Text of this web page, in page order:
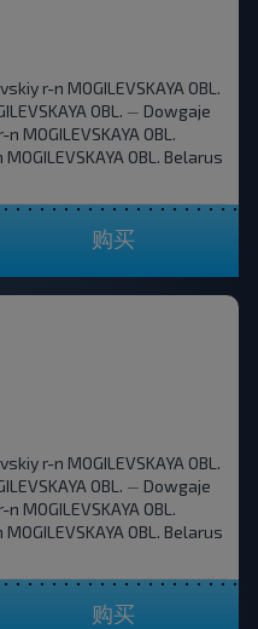
r-n MOGILEVSKAYA OBL.
OBL. — Dowgaje
MOGILEVSKAYA OBL.
OBL. Belarus
购买
r-n MOGILEVSKAYA OBL.
OBL. — Dowgaje
MOGILEVSKAYA OBL.
OBL. Belarus
购买